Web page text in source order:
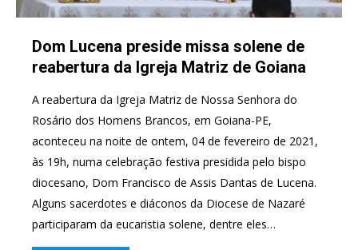
Dom Lucena preside missa solene de
reabertura da Igreja Matriz de Goiana
A reabertura da Igreja Matriz de Nossa Senhora do
Rosário dos Homens Brancos, em Goiana-PE,
aconteceu na noite de ontem, 04 de fevereiro de 2021,
às 19h, numa celebração festiva presidida pelo bispo
diocesano, Dom Francisco de Assis Dantas de Lucena.
Alguns sacerdotes e diáconos da Diocese de Nazaré
participaram da eucaristia solene, dentre eles…